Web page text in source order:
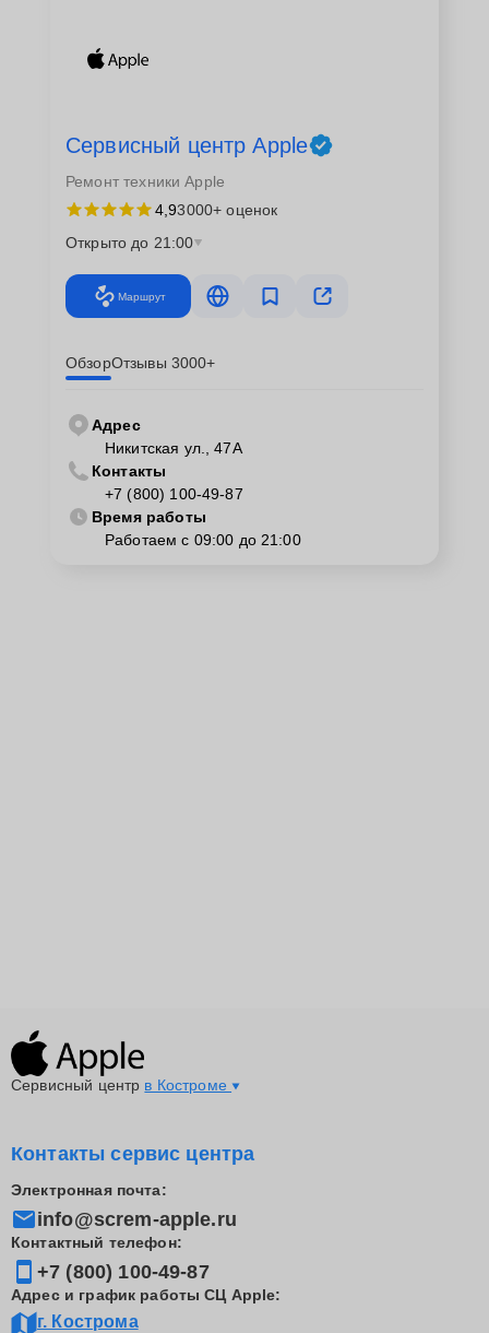
Сервисный центр Apple
Ремонт техники Apple
4,93000+ оценок
Открыто до 21:00
Маршрут
ОбзорОтзывы 3000+
Адрес
Никитская ул., 47А
Контакты
+7 (800) 100-49-87
Время работы
Работаем с 09:00 до 21:00
Сервисный центр в Костроме
Контакты сервис центра
Электронная почта:
info@screm-apple.ru
Контактный телефон:
+7 (800) 100-49-87
Адрес и график работы СЦ Apple:
г. Кострома